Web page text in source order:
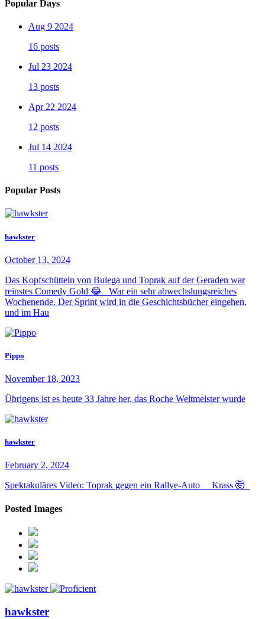
Popular Days
Aug 9 2024
16 posts
Jul 23 2024
13 posts
Apr 22 2024
12 posts
Jul 14 2024
11 posts
Popular Posts
hawkster
October 13, 2024
Das Kopfschütteln von Bulega und Toprak auf der Geraden war
reinstes Comedy Gold 😂 War ein sehr abwechslungsreiches
Wochenende. Der Sprint wird in die Geschichtsbücher eingehen,
und im Hau
Pippo
November 18, 2023
Übrigens ist es heute 33 Jahre her, das Roche Weltmeister wurde
hawkster
February 2, 2024
Spektakuläres Video: Toprak gegen ein Rallye-Auto Krass 🤯
Posted Images
hawkster